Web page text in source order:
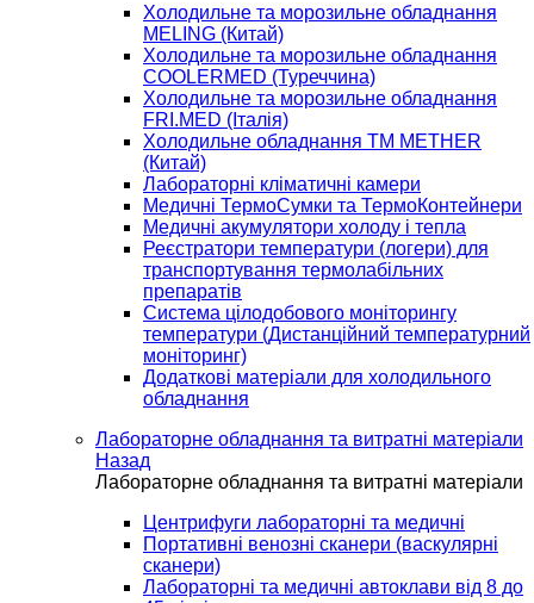
Холодильне та морозильне обладнання
MELING (Китай)
Холодильне та морозильне обладнання
COOLERMED (Туреччина)
Холодильне та морозильне обладнання
FRI.MED (Італія)
Холодильне обладнання TM METHER
(Китай)
Лабораторні кліматичні камери
Медичні ТермоСумки та ТермоКонтейнери
Медичні акумулятори холоду і тепла
Реєстратори температури (логери) для
транспортування термолабільних
препаратів
Система цілодобового моніторингу
температури (Дистанційний температурний
моніторинг)
Додаткові матеріали для холодильного
обладнання
Лабораторне обладнання та витратні матеріали
Назад
Лабораторне обладнання та витратні матеріали
Центрифуги лабораторні та медичні
Портативні венозні сканери (васкулярні
сканери)
Лабораторні та медичні автоклави від 8 до